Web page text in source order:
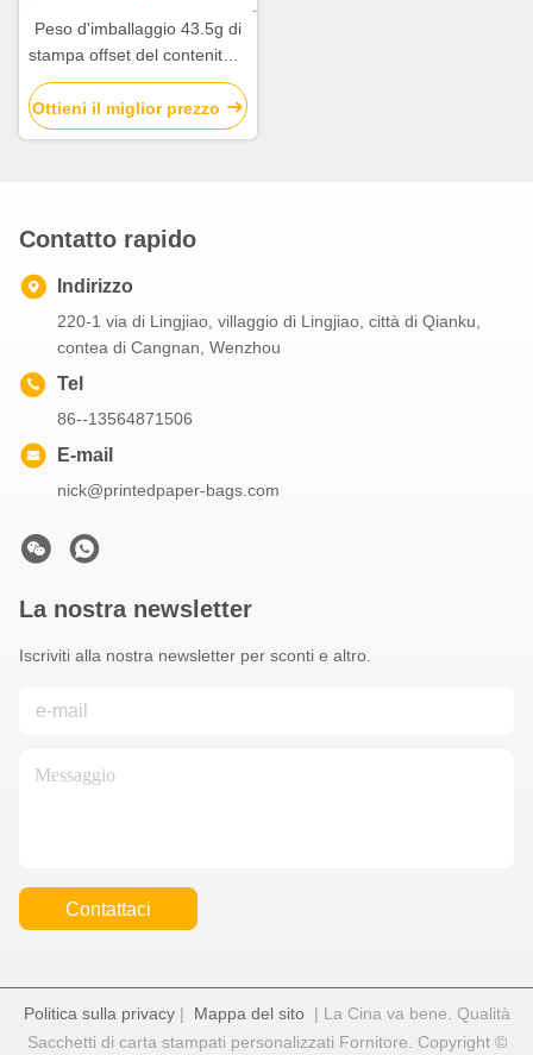
Peso d'imballaggio 43.5g di
stampa offset del contenitore
4c di cartone di forma
rettangolare
Ottieni il miglior prezzo
Contatto rapido
Indirizzo
220-1 via di Lingjiao, villaggio di Lingjiao, città di Qianku,
contea di Cangnan, Wenzhou
Tel
86--13564871506
E-mail
nick@printedpaper-bags.com
La nostra newsletter
Iscriviti alla nostra newsletter per sconti e altro.
Contattaci
Politica sulla privacy| Mappa del sito| La Cina va bene. Qualità
Sacchetti di carta stampati personalizzati Fornitore. Copyright ©